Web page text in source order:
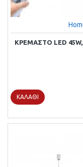
ΚΡΕΜΑΣΤΌ LED 45W,
ΚΑΛΆΘΙ